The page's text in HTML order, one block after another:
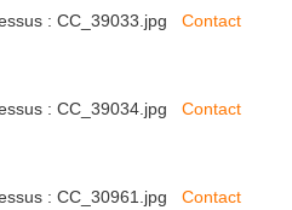
: CC_39033.jpg Contact
: CC_39034.jpg Contact
: CC_30961.jpg Contact